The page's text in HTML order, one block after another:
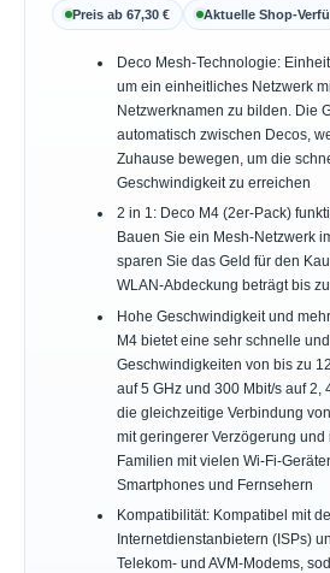
Preis ab 67,30 € Aktuelle Shop-
Deco Mesh-Technologie:
um ein einheitliches Netzwerk
Netzwerknamen zu bilden. Die
automatisch zwischen Decos,
Zuhause bewegen, um die
Geschwindigkeit zu erreichen
2 in 1: Deco M4 (2er-Pack)
Bauen Sie ein Mesh-Netzwerk
sparen Sie das Geld für den
WLAN-Abdeckung beträgt bis
Hohe Geschwindigkeit und
M4 bietet eine sehr schnelle
Geschwindigkeiten von bis zu
auf 5 GHz und 300 Mbit/s auf 2,
die gleichzeitige Verbindung
mit geringerer Verzögerung und
Familien mit vielen Wi-Fi-
Smartphones und Fernsehern
Kompatibilität: Kompatibel mit
Internetdienstanbietern (ISPs)
Telekom- und AVM-Modems,